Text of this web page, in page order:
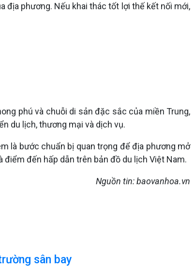
địa phương. Nếu khai thác tốt lợi thế kết nối mới,
phú và chuỗi di sản đặc sắc của miền Trung,
du lịch, thương mại và dịch vụ.
là bước chuẩn bị quan trọng để địa phương mở
đến hấp dẫn trên bản đồ du lịch Việt Nam.
Nguồn tin: baovanhoa.vn
sân bay